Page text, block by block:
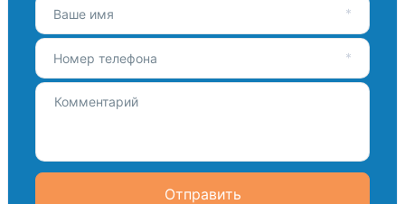
Ваше имя
Номер телефона
Отправить